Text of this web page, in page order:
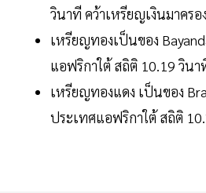
วินาที คว้าเหรียญเงินมาครอง
เหรียญทองเป็นของ
แอฟริกาใต้ สถิติ 10.19 วินา
เหรียญทองแดง เป็นของ
ประเทศแอฟริกาใต้ สถิติ